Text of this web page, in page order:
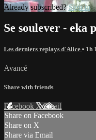
Already subscribed?Sign in
Se soulever - eka
Les derniers replays d'Alice • 1h
Avancé
Share with friends
Facebook XEmail
Share on Facebook
Share on X
Share via Email